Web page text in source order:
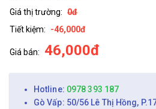
Giá thị trường: 0đ
Tiết kiệm:
-46,000đ
Giá bán: 46,000đ
Hotline: 0978 393 187
Gò Vấp: 50/56 Lê Thị Hồng,